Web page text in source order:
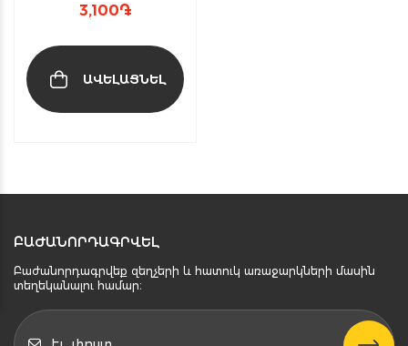
3,100֏
ԱՎԵԼԱՑՆԵԼ
ԲԱԺԱՆՈՐԴԱԳՐՎԵԼ
Բաժանորդագրվեք զեղչերի և հատուկ առաջարկների մասին
տեղեկանալու համար։